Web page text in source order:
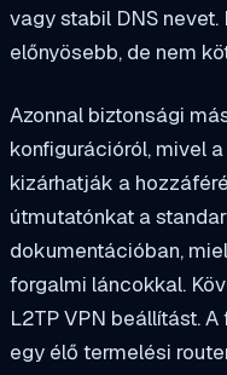
vagy stabil DNS
előnyösebb, de nem
Azonnal biztonsági
konfigurációról, mivel
kizárhatják a
útmutatónkat a
dokumentációban,
forgalmi láncokkal.
L2TP VPN beállítást.
egy élő termelési